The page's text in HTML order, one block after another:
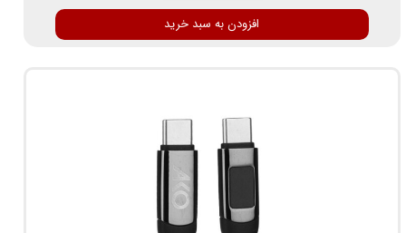
افزودن به سبد خرید